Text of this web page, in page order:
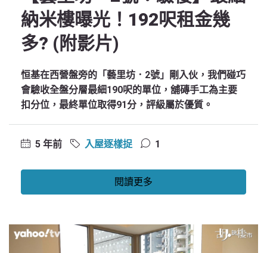
納米樓曝光！192呎租金幾
多? (附影片)
恒基在西營盤旁的「藝里坊．2號」剛入伙，我們碰巧
會驗收全盤分層最細190呎的單位，舖磚手工為主要
扣分位，最終單位取得91分，評級屬於優質。
5 年前 入屋逐樣捉 1
閱讀更多